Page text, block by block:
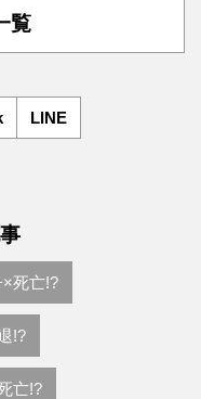
覧
LINE
死亡!?
!?
亡!?